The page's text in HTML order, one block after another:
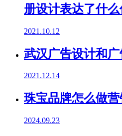
册设计表达了什么
2021.10.12
武汉广告设计和
2021.12.14
珠宝品牌怎么做营
2024.09.23